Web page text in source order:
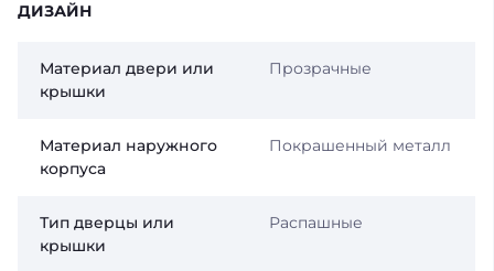
ДИЗАЙН
Материал двери или
крышки
Прозрачные
Материал наружного
корпуса
Покрашенный металл
Тип дверцы или
крышки
Распашные